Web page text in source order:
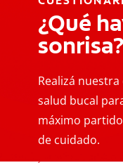
¿Qué
sonrisa?
Realizá
salud bucal
máximo
de cuidado.